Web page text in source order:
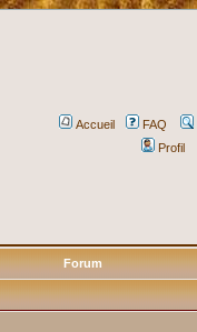
Accueil FAQ
Profil
Forum